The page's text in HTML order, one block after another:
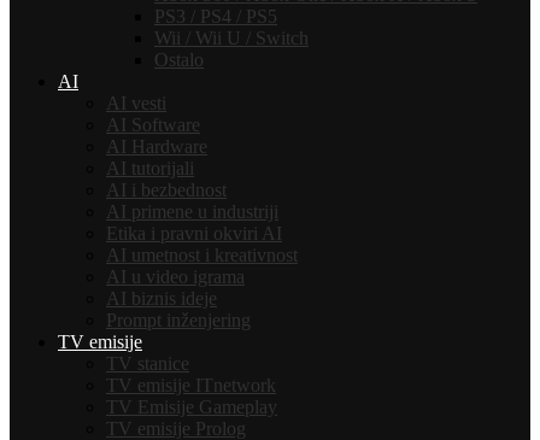
PS3 / PS4 / PS5
Wii / Wii U / Switch
Ostalo
AI
AI vesti
AI Software
AI Hardware
AI tutorijali
AI i bezbednost
AI primene u industriji
Etika i pravni okviri AI
AI umetnost i kreativnost
AI u video igrama
AI biznis ideje
Prompt inženjering
TV emisije
TV stanice
TV emisije ITnetwork
TV Emisije Gameplay
TV emisije Prolog